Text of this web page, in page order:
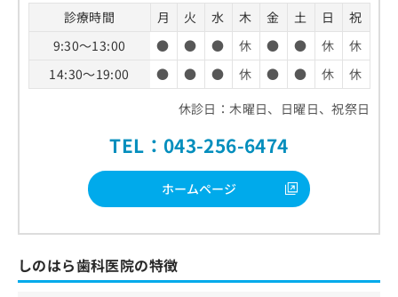
診療時間 月 火 水 木 金 土 日
祝
9:30～13:00
● ● ● 休 ● ● 休
休
14:30～19:00
● ● ● 休 ● ● 休
休
休診日：木曜日、日曜日、祝祭日
TEL：043-256-6474
ホームページ
しのはら歯科医院の特徴